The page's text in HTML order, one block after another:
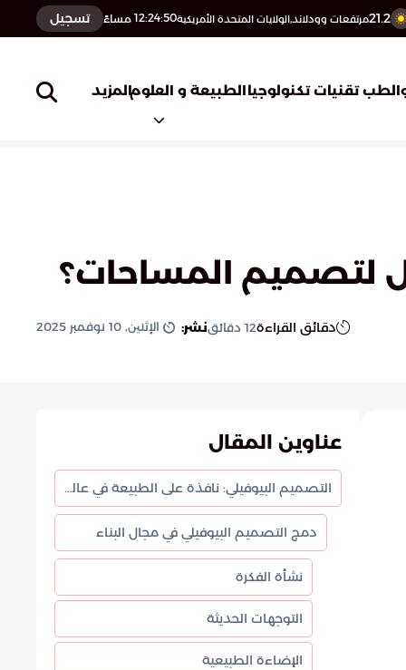
21.2مرتفعات وودلاند,الولايات المتحدة الأمريكية12:24:51 مساءً تسجيل
تقنيات تكنولوجياالطبيعة و العلومالمزيد
لتصميم المساحات؟
دقائق القراءة12 دقائقنشر: الإثنين, 10 نوفمبر 2025
عناوين المقال
التصميم البيوفيلي: نافذة على الطبيعة في عالمنا المعماري
دمج التصميم البيوفيلي في مجال البناء
نشأة الفكرة
التوجهات الحديثة
الإضاءة الطبيعية